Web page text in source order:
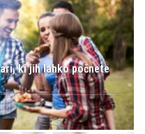
ki jih lahko počnete